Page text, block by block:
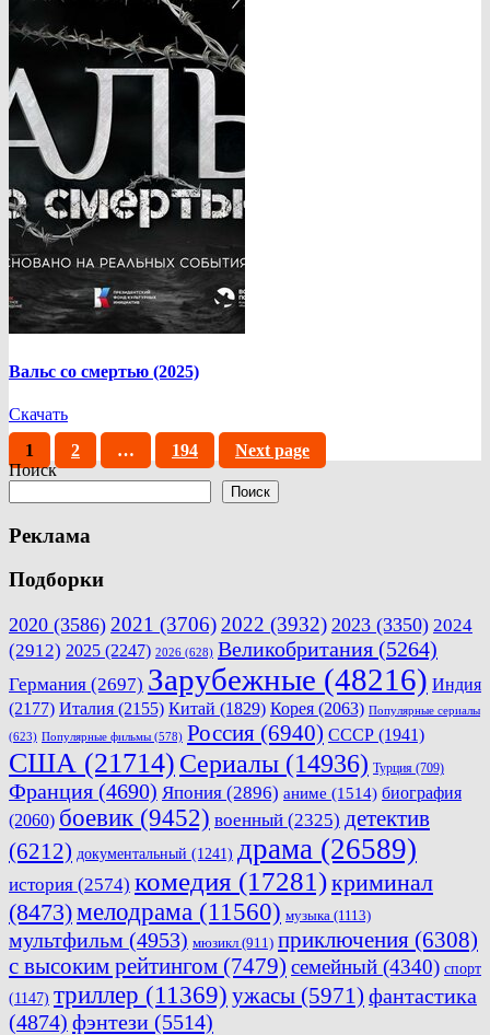
Вальс со смертью (2025)
Скачать
Пагинация
записей
Page
1 Page
2 … Page
194
Next page
Поиск
Поиск
Реклама
Подборки
2020 (3586) 2021 (3706) 2022 (3932) 2023 (3350) 2024
(2912) 2025 (2247) 2026 (628) Великобритания (5264)
Германия (2697) Зарубежные (48216) Индия
(2177) Италия (2155) Китай (1829) Корея (2063) Популярные сериалы
(623) Популярные фильмы (578) Россия (6940) СССР (1941)
США (21714) Сериалы (14936) Турция (709)
Франция (4690) Япония (2896) аниме (1514) биография
(2060) боевик (9452) военный (2325) детектив
(6212) документальный (1241) драма (26589)
история (2574) комедия (17281)криминал
(8473)мелодрама (11560) музыка (1113)
мультфильм (4953) мюзикл (911) приключения (6308)
с высоким рейтингом (7479) семейный (4340) спорт
(1147) триллер (11369) ужасы (5971) фантастика
(4874) фэнтези (5514)